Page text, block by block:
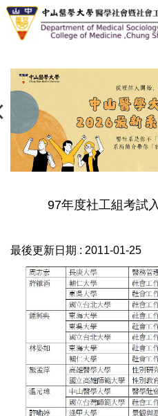
跳
到
容
區
97年度社工組考試
最後更新日期 : 2011-01-25